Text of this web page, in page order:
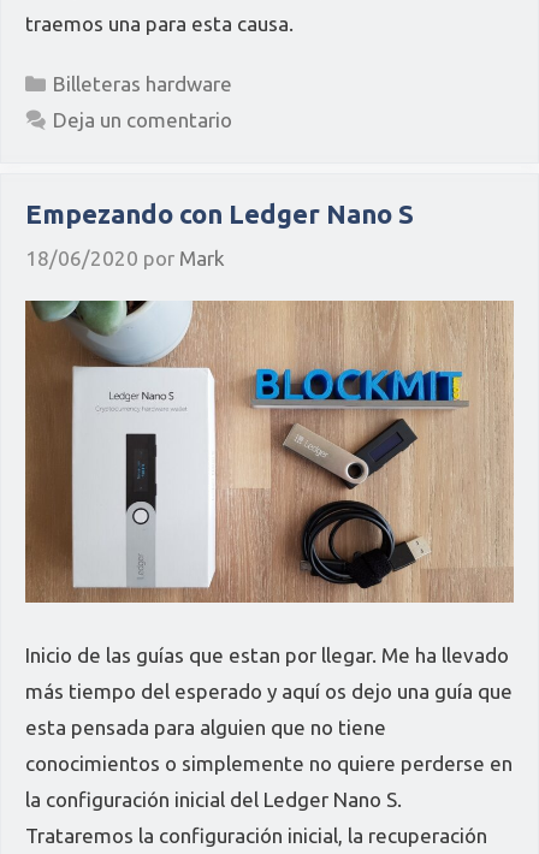
traemos una para esta causa.
Categorías
Billeteras hardware
Deja un comentario
Empezando con Ledger Nano S
18/06/2020 por Mark
Inicio de las guías que estan por llegar. Me ha llevado
más tiempo del esperado y aquí os dejo una guía que
esta pensada para alguien que no tiene
conocimientos o simplemente no quiere perderse en
la configuración inicial del Ledger Nano S.
Trataremos la configuración inicial, la recuperación